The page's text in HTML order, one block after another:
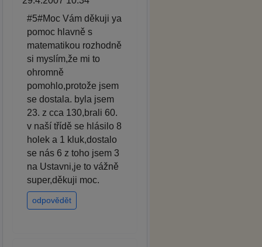
#5#Moc Vám děkuji ya
pomoc hlavně s
matematikou rozhodně
si myslím,že mi to
ohromně
pomohlo,protože jsem
se dostala. byla jsem
23. z cca 130,brali 60.
v naší třídě se hlásilo 8
holek a 1 kluk,dostalo
se nás 6 z toho jsem 3
na Ustavni,je to vážně
super,děkuji moc.
odpovědět